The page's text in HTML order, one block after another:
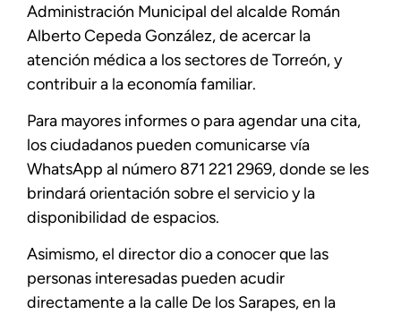
Administración Municipal del alcalde Román
Alberto Cepeda González, de acercar la
atención médica a los sectores de Torreón, y
contribuir a la economía familiar.
Para mayores informes o para agendar una cita,
los ciudadanos pueden comunicarse vía
WhatsApp al número 871 221 2969, donde se les
brindará orientación sobre el servicio y la
disponibilidad de espacios.
Asimismo, el director dio a conocer que las
personas interesadas pueden acudir
directamente a la calle De los Sarapes, en la